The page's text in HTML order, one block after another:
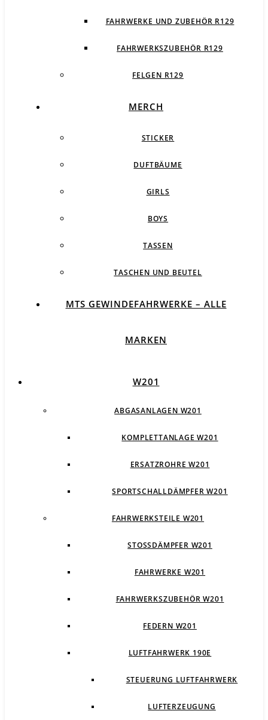
FAHRWERKE UND ZUBEHÖR R129
FAHRWERKSZUBEHÖR R129
FELGEN R129
MERCH
STICKER
DUFTBÄUME
GIRLS
BOYS
TASSEN
TASCHEN UND BEUTEL
MTS GEWINDEFAHRWERKE – ALLE
MARKEN
W201
ABGASANLAGEN W201
KOMPLETTANLAGE W201
ERSATZROHRE W201
SPORTSCHALLDÄMPFER W201
FAHRWERKSTEILE W201
STOSSDÄMPFER W201
FAHRWERKE W201
FAHRWERKSZUBEHÖR W201
FEDERN W201
LUFTFAHRWERK 190E
STEUERUNG LUFTFAHRWERK
LUFTERZEUGUNG